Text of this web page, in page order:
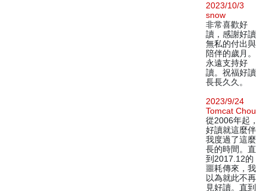
2023/10/3
snow
非常喜歡好
讀，感謝好讀
無私的付出與
陪伴的歲月。
永遠支持好
讀。祝福好讀
長長久久。
2023/9/24
Tomcat Chou
從2006年起，
好讀就這麼伴
我度過了這麼
長的時間。直
到2017.12的
噩耗傳來，我
以為就此不再
見好讀。直到